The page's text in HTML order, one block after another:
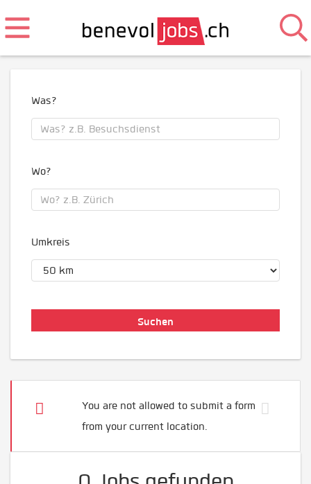
Was?
Wo?
Umkreis
You are not allowed to submit a form
from your current location.